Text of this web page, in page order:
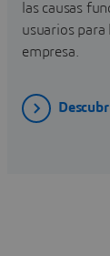
las causas
usuarios
empresa.